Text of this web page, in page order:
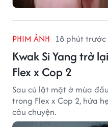
PHIM ẢNH 18 phút trước
Kwak Si Yang trở
Flex x Cop 2
Sau cú lật mặt ở mùa
trong Flex x Cop 2, hứa
câu chuyện.